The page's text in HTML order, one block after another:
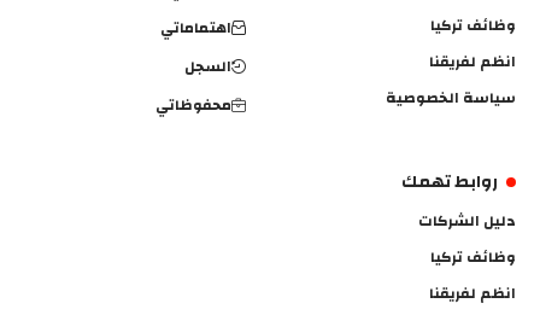
وظائف تركيا
انظم لفريقنا
سياسة الخصوصية
اهتماماتي
السجل
محفوظاتي
روابط تهمك
دليل الشركات
وظائف تركيا
انظم لفريقنا